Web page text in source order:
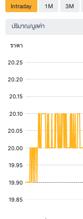
Intraday 1M 3M
ปริมาณ/มูลค่า